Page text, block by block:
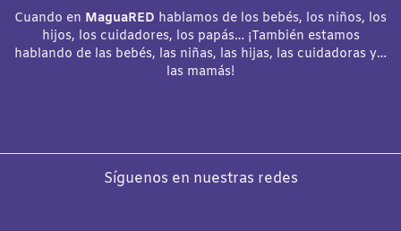
Cuando en MaguaRED hablamos de los bebés, los niños, los
hijos, los cuidadores, los papás… ¡También estamos
hablando de las bebés, las niñas, las hijas, las cuidadoras y…
las mamás!
Síguenos en nuestras redes